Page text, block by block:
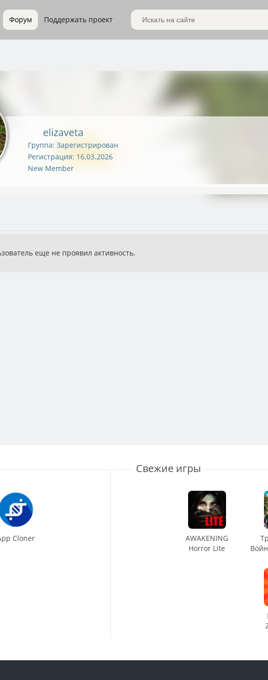
Форум Поддержать проект Поиск по сайту
elizaveta
Группа: Зарегистрирован
Регистрация: 16.03.2026
New Member
еще не проявил активность.
Cloner
Свежие игры
AWAKENING
Horror Lite